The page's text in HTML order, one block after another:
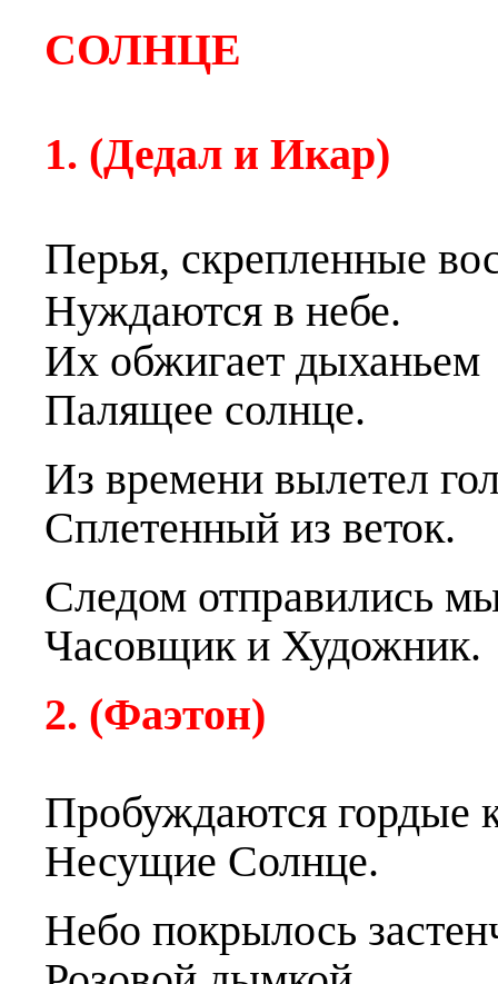
СОЛНЦЕ
1. (Дедал и Икар)
Перья, скрепленные в
Нуждаются в небе.
Их обжигает дыханьем
Палящее солнце.
Из времени вылетел г
Сплетенный из веток.
Следом отправились
Часовщик и Художник.
2. (Фаэтон)
Пробуждаются гордые
Несущие Солнце.
Небо покрылось